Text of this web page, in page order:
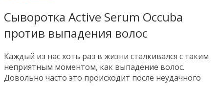
Сыворотка Active Serum Occuba
против выпадения волос
Каждый из нас хоть раз в жизни сталкивался с таким
неприятным моментом, как выпадение волос.
Довольно часто это происходит после неудачного